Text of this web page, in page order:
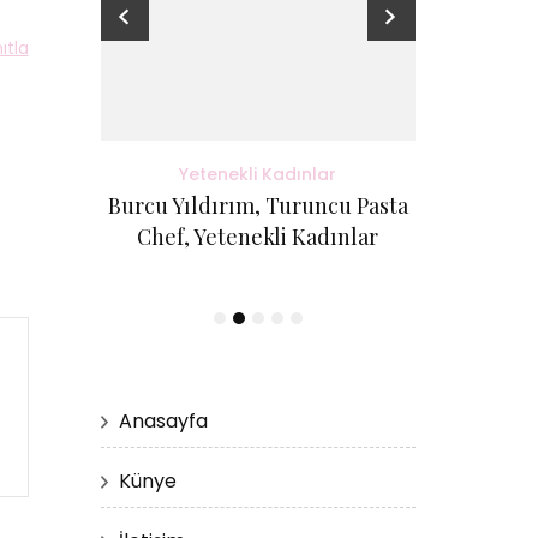
Yetenekli Kadınlar
Burcu Yıldırım, Turuncu Pasta
Chef, Yetenekli Kadınlar
Anasayfa
Künye